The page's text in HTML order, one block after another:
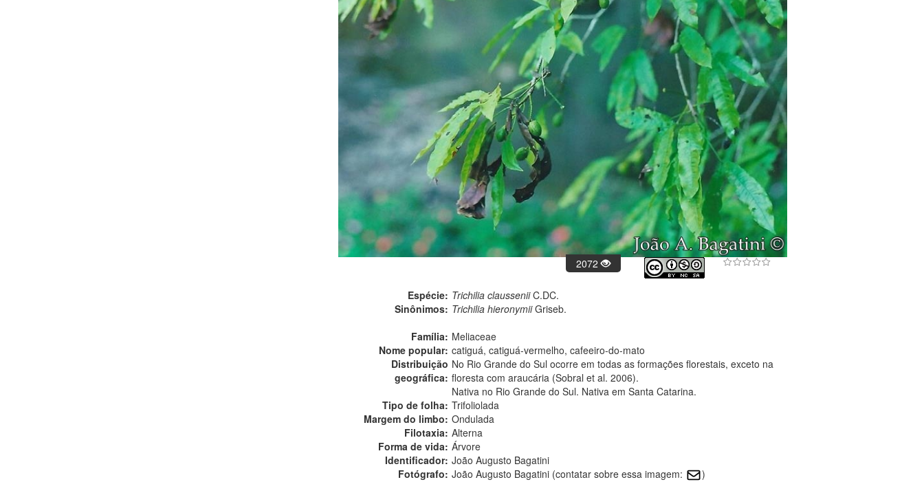
2072
Espécie: Trichilia clausseniiC.DC.
Sinônimos: Trichilia hieronymiiGriseb.
Família: Meliaceae
Nome popular: catiguá, catiguá-vermelho, cafeeiro-do-mato
Distribuição
geográfica:
No Rio Grande do Sul ocorre em todas as formações florestais, exceto na
floresta com araucária (Sobral et al. 2006).
Nativa no Rio Grande do Sul. Nativa em Santa Catarina.
Tipo de folha: Trifoliolada
Margem do limbo: Ondulada
Filotaxia: Alterna
Forma de vida: Árvore
Identificador: João Augusto Bagatini
Fotógrafo: João Augusto Bagatini (contatar sobre essa imagem:
)